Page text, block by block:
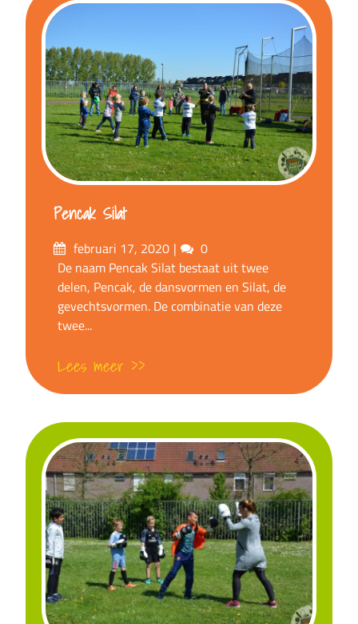
Pencak Silat
Posted
on
februari 17, 2020 Comments
0
De naam Pencak Silat bestaat uit twee
delen, Pencak, de dansvormen en Silat, de
gevechtsvormen. De combinatie van deze
twee...
Lees meer >>